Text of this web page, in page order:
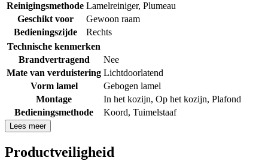
Reinigingsmethode Lamelreiniger, Plumeau
Geschikt voor
Gewoon raam
Bedieningszijde
Rechts
Technische kenmerken
Brandvertragend
Nee
Mate van verduistering Lichtdoorlatend
Vorm lamel
Gebogen lamel
Montage
In het kozijn, Op het kozijn, Plafond
Bedieningsmethode
Koord, Tuimelstaaf
Lees meer
Productveiligheid